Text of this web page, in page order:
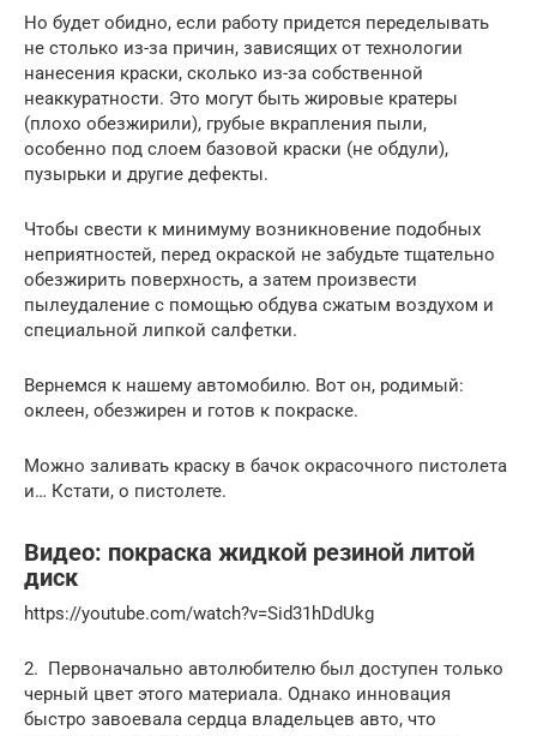
Но будет обидно, если работу придется переделывать
не столько из-за причин, зависящих от технологии
нанесения краски, сколько из-за собственной
неаккуратности. Это могут быть жировые кратеры
(плохо обезжирили), грубые вкрапления пыли,
особенно под слоем базовой краски (не обдули),
пузырьки и другие дефекты.
Чтобы свести к минимуму возникновение подобных
неприятностей, перед окраской не забудьте тщательно
обезжирить поверхность, а затем произвести
пылеудаление с помощью обдува сжатым воздухом и
специальной липкой салфетки.
Вернемся к нашему автомобилю. Вот он, родимый:
оклеен, обезжирен и готов к покраске.
Можно заливать краску в бачок окрасочного пистолета
и… Кстати, о пистолете.
Видео: покраска жидкой резиной литой
диск
https://youtube.com/watch?v=Sid31hDdUkg
2. Первоначально автолюбителю был доступен только
черный цвет этого материала. Однако инновация
быстро завоевала сердца владельцев авто, что